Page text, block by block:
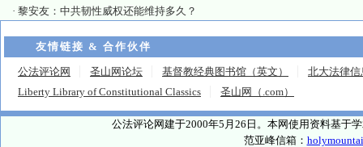
· 黎安友：中共韧性威权还能维持多久？
友情链接 & 合作伙伴
公法评论网 圣山网论坛 基督教经典图书馆（英文）
北大法律信
Liberty Library of Constitutional Classics
圣山网（.com）
公法评论网建于2000年5月26日。本网使用资料基于
范亚峰信箱：